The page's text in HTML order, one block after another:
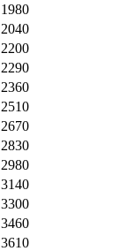
1980
2040
2200
2290
2360
2510
2670
2830
2980
3140
3300
3460
3610